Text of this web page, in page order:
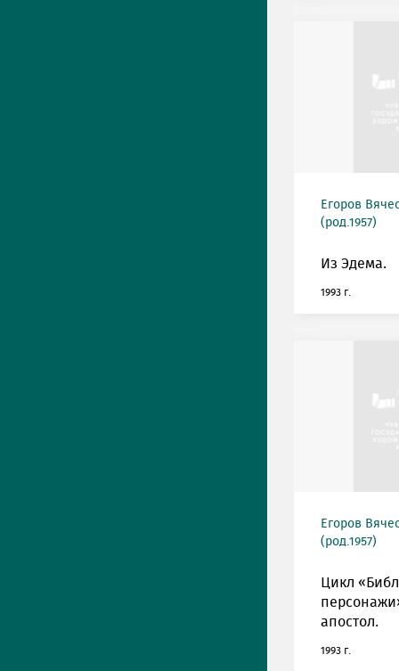
Егоров
(род.1957)
Из Эдема.
1993 г.
Егоров
(род.1957)
Цикл
апостол.
1993 г.